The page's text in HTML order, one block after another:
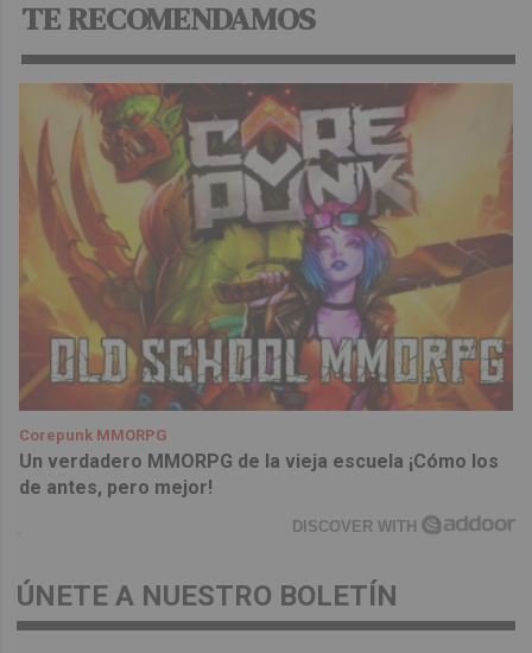
TE RECOMENDAMOS
Corepunk MMORPG
Un verdadero MMORPG de la vieja escuela ¡Cómo los
de antes, pero mejor!
DISCOVER WITH
ÚNETE A NUESTRO BOLETÍN